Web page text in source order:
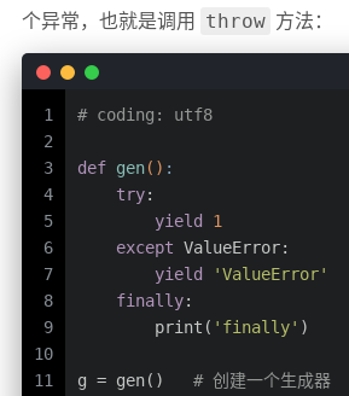
个异常，也就是调用
throw 方法：
1
2
3
4
5
6
7
8
9
10
11
# coding: utf8
def gen() :
try:
yield
1
except ValueError:
yield
'ValueError'
finally:
        print(
'finally' )
g = gen() # 创建一个生成器